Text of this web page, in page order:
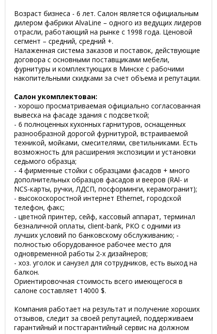
Возраст бизнеса - 6 лет. Салон является официальным
дилером фабрики AlvaLine – одного из ведущих лидеров
отрасли, работающий на рынке с 1998 года. Ценовой
сегмент – средний, средний +.
Налаженная система заказов и поставок, действующие
договора с основными поставщиками мебели,
фурнитуры и комплектующих в Минске с рабочими
накопительными скидками за счет объема и репутации.
Салон укомплектован:
- хорошо просматриваемая официально согласованная
вывеска на фасаде здания с подсветкой;
- 6 полноценных кухонных гарнитуров, оснащенных
разнообразной дорогой фурнитурой, встраиваемой
техникой, мойками, смесителями, светильниками. Есть
возможность для расширения экспозиции и установки
седьмого образца;
- 4 фирменные стойки с образцами фасадов + много
дополнительных образцов фасадов и вееров (RAl- и
NCS-карты, ручки, ЛДСП, посформинги, керамогранит);
- высокоскоростной интернет Ethernet, городской
телефон, факс;
- цветной принтер, сейф, кассовый аппарат, терминал
безналичной оплаты, client-bank, РКО с одними из
лучших условий по банковскому обслуживанию; -
полностью оборудованное рабочее место для
одновременной работы 2-х дизайнеров;
- хоз. уголок и санузел для сотрудников, есть выход на
балкон.
Ориентировочная стоимость всего имеющегося в
салоне составляет 14000 $.
Компания работает на результат и получение хороших
отзывов, следит за своей репутацией, поддерживаем
гарантийный и постгарантийный сервис на должном